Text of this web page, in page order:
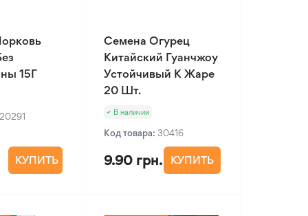
15Г
20291
КУПИТЬ
Семена Огурец
Китайский Гуанчжоу
Устойчивый К Жаре
20 Шт.
В наличии
Код товара: 30416
9.90 грн. КУПИТЬ